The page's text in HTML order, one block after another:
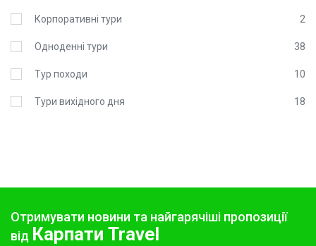
Корпоративні тури 2
Одноденні тури 38
Тур походи 10
Тури вихідного дня 18
Отримувати новини та найгарячіші пропозиції
від Карпати Travel